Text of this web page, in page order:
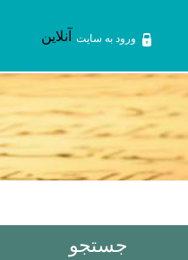
ورود به سایت آنلاین